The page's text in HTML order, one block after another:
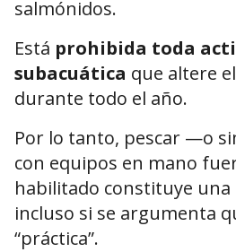
salmónidos.
Está prohibida toda
subacuática que altere
durante todo el año.
Por lo tanto, pescar —o
con equipos en mano
habilitado constituye una
incluso si se argumenta
“práctica”.